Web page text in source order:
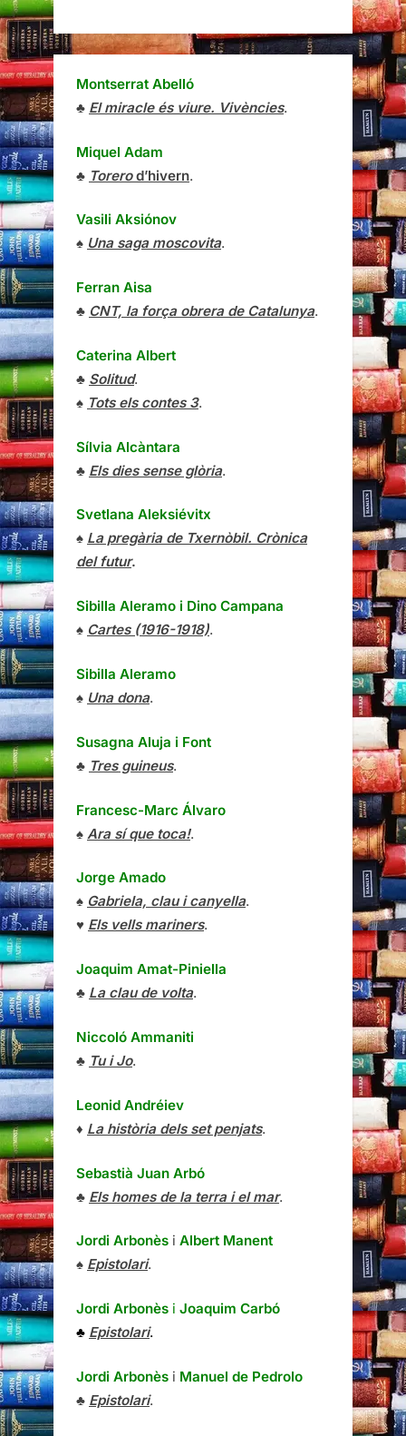
Montserrat Abelló
♣ El miracle és viure. Vivències.
Miquel Adam
♣ Torerod’hivern.
Vasili Aksiónov
♠ Una saga moscovita.
Ferran Aisa
♣ CNT, la força obrera de Catalunya.
Caterina Albert
♣ Solitud.
♠ Tots els contes 3.
Sílvia Alcàntara
♣ Els dies sense glòria.
Svetlana Aleksiévitx
♠ La pregària de Txernòbil. Crònica
del futur.
Sibilla Aleramo i Dino Campana
♠ Cartes (1916-1918).
Sibilla Aleramo
♠ Una dona.
Susagna Aluja i Font
♣ Tres guineus.
Francesc-Marc Álvaro
♠ Ara sí que toca!.
Jorge Amado
♠ Gabriela, clau i canyella.
♥ Els vells mariners.
Joaquim Amat-Piniella
♣ La clau de volta.
Niccoló Ammaniti
♣ Tu i Jo.
Leonid Andréiev
♦ La història dels set penjats.
Sebastià Juan Arbó
♣ Els homes de la terra i el mar.
Jordi Arbonès i Albert Manent
♠ Epistolari.
Jordi Arbonès i Joaquim Carbó
♣ Epistolari.
Jordi Arbonès i Manuel de Pedrolo
♣ Epistolari.